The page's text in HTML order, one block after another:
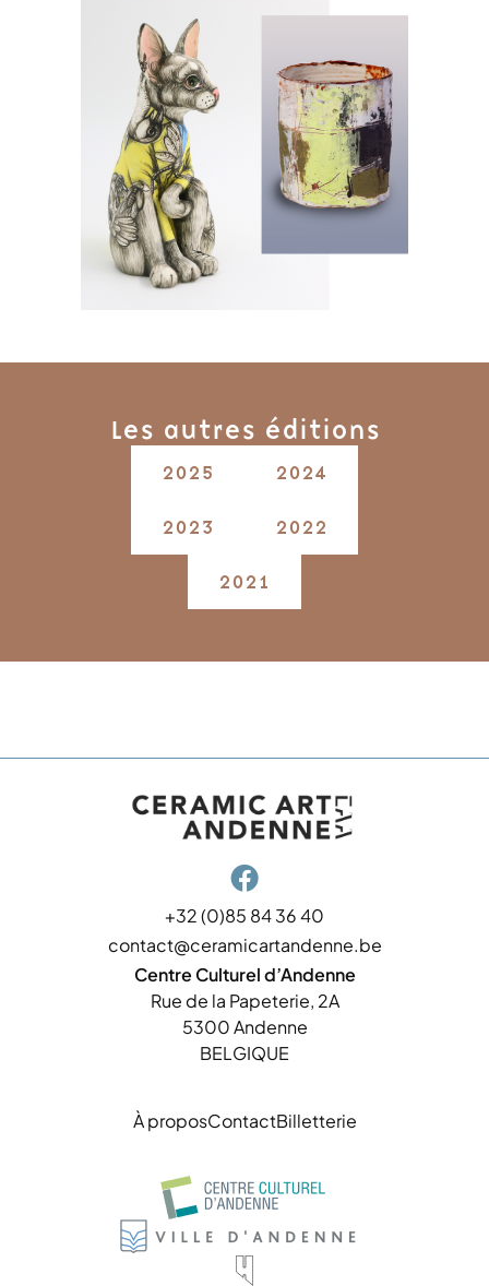
Les autres éditions
2025
2024
2023
2022
2021

+32 (0)85 84 36 40
contact@ceramicartandenne.be
Centre Culturel d’Andenne
Rue de la Papeterie, 2A
5300 Andenne
BELGIQUE
À proposContactBilletterie